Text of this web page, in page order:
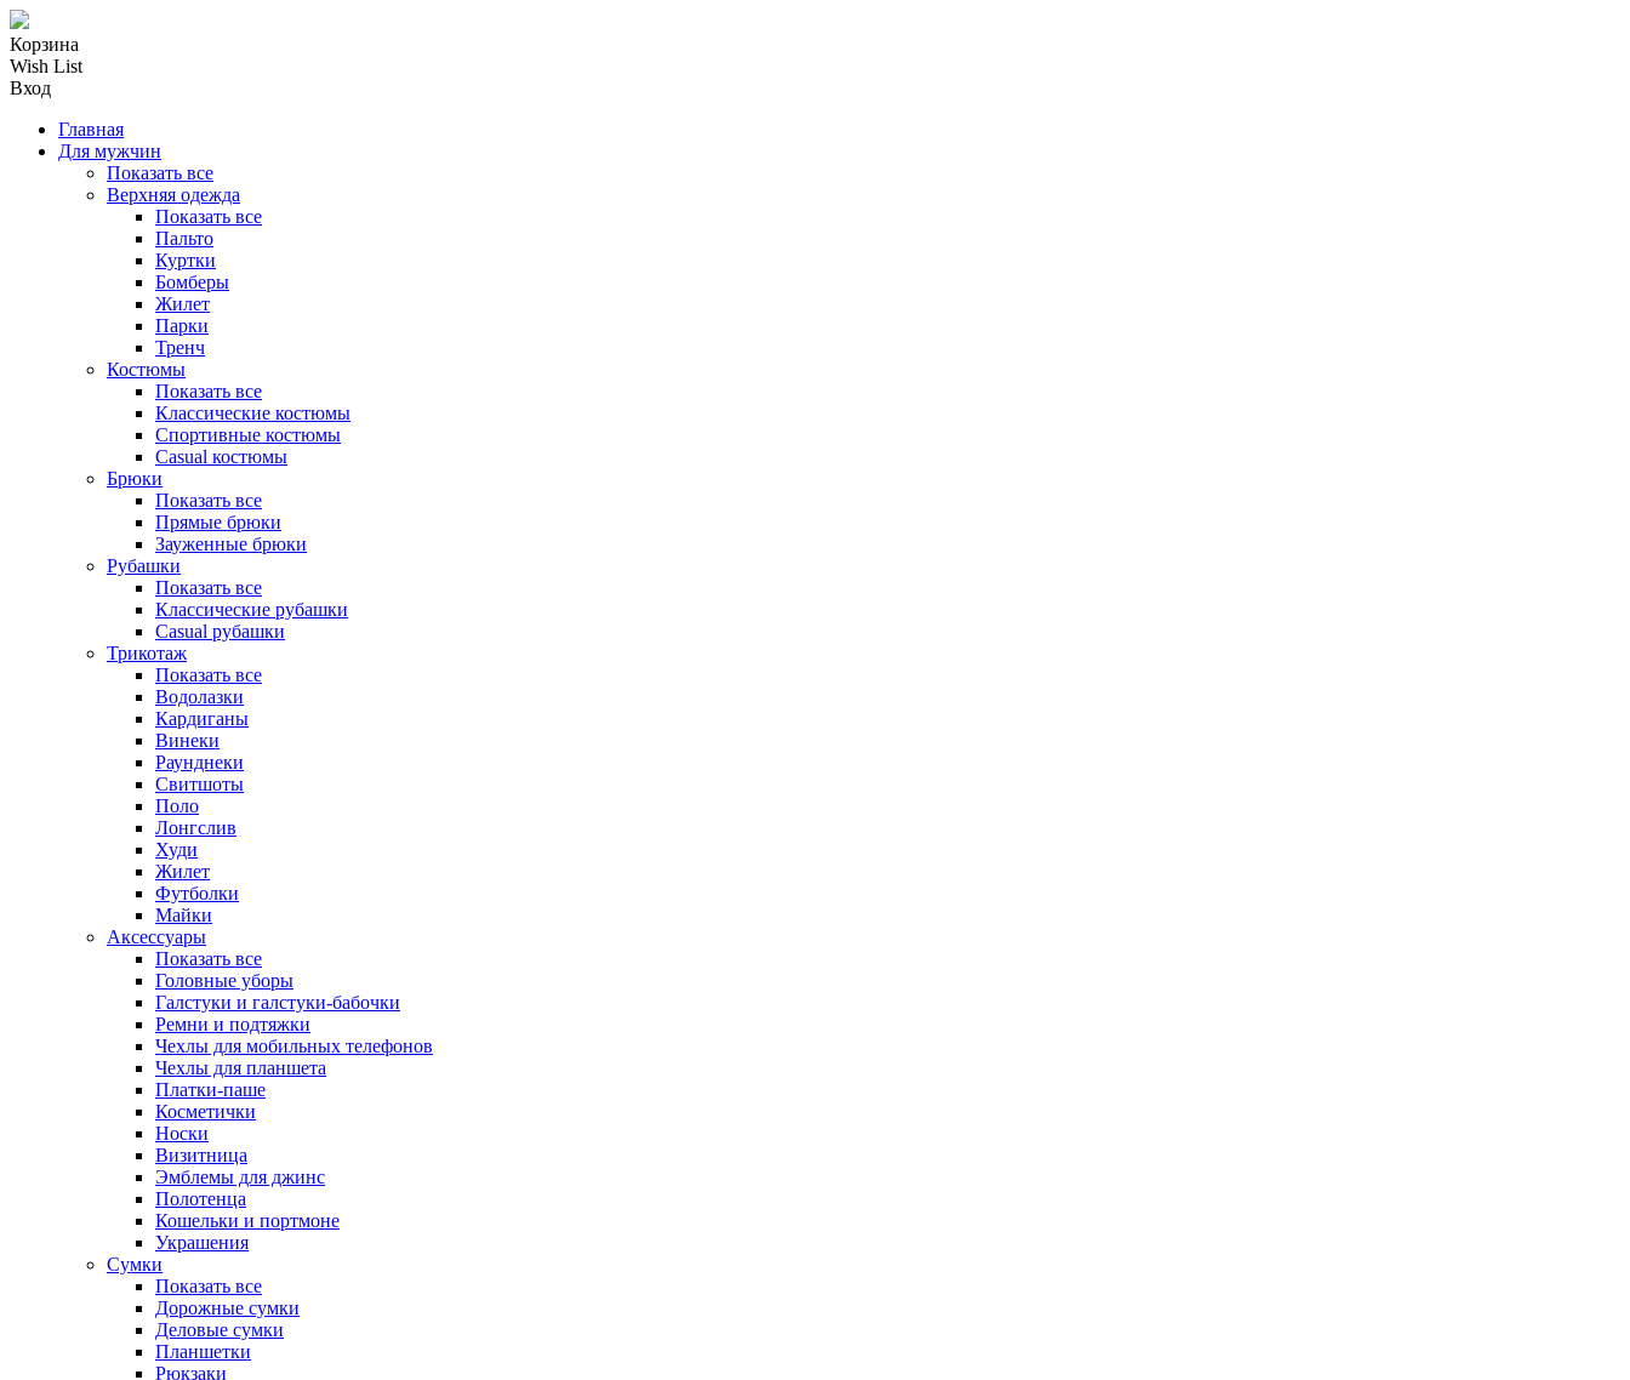
Корзина
Wish List
Вход
Главная
Для мужчин
Показать все
Верхняя одежда
Показать все
Пальто
Куртки
Бомберы
Жилет
Парки
Тренч
Костюмы
Показать все
Классические костюмы
Спортивные костюмы
Casual костюмы
Брюки
Показать все
Прямые брюки
Зауженные брюки
Рубашки
Показать все
Классические рубашки
Casual рубашки
Трикотаж
Показать все
Водолазки
Кардиганы
Винеки
Раунднеки
Свитшоты
Поло
Лонгслив
Худи
Жилет
Футболки
Майки
Аксессуары
Показать все
Головные уборы
Галстуки и галстуки-бабочки
Ремни и подтяжки
Чехлы для мобильных телефонов
Чехлы для планшета
Платки-паше
Косметички
Носки
Визитница
Эмблемы для джинс
Полотенца
Кошельки и портмоне
Украшения
Сумки
Показать все
Дорожные сумки
Деловые сумки
Планшетки
Рюкзаки